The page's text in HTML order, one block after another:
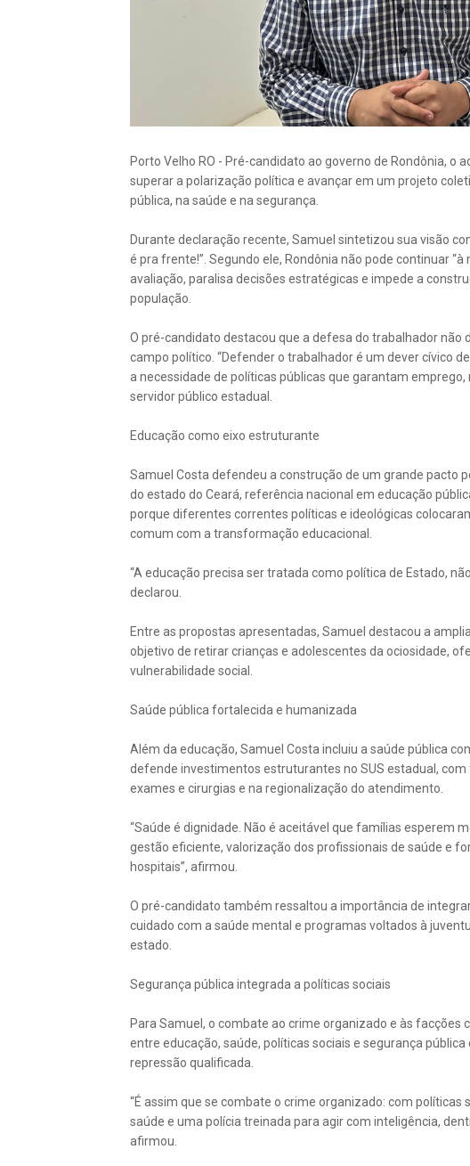
Porto Velho RO - Pré-candidato ao governo de Rondônia, o
superar a polarização política e avançar em um projeto
pública, na saúde e na segurança.
Durante declaração recente, Samuel sintetizou sua visão
é pra frente!”. Segundo ele, Rondônia não pode continuar
avaliação, paralisa decisões estratégicas e impede a
população.
O pré-candidato destacou que a defesa do trabalhador não
campo político. “Defender o trabalhador é um dever cívico
a necessidade de políticas públicas que garantam
servidor público estadual.
Educação como eixo estruturante
Samuel Costa defendeu a construção de um grande pacto
do estado do Ceará, referência nacional em educação
porque diferentes correntes políticas e ideológicas
comum com a transformação educacional.
“A educação precisa ser tratada como política de Estado,
declarou.
Entre as propostas apresentadas, Samuel destacou a
objetivo de retirar crianças e adolescentes da ociosidade,
vulnerabilidade social.
Saúde pública fortalecida e humanizada
Além da educação, Samuel Costa incluiu a saúde pública
defende investimentos estruturantes no SUS estadual,
exames e cirurgias e na regionalização do atendimento.
“Saúde é dignidade. Não é aceitável que famílias esperem
gestão eficiente, valorização dos profissionais de saúde e
hospitais”, afirmou.
O pré-candidato também ressaltou a importância de
cuidado com a saúde mental e programas voltados à
estado.
Segurança pública integrada a políticas sociais
Para Samuel, o combate ao crime organizado e às facções
entre educação, saúde, políticas sociais e segurança
repressão qualificada.
“É assim que se combate o crime organizado: com
saúde e uma polícia treinada para agir com inteligência,
afirmou.